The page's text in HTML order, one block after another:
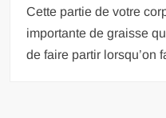
Cette partie de votre
importante de graisse
de faire partir lorsqu’on